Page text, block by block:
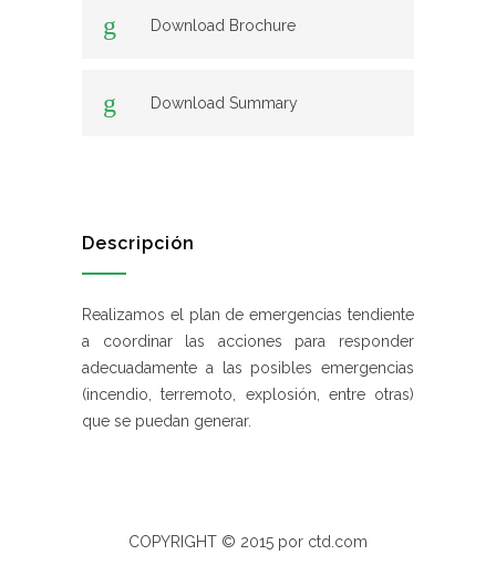
Download Brochure
Download Summary
Descripción
Realizamos el plan de emergencias tendiente
a coordinar las acciones para responder
adecuadamente a las posibles emergencias
(incendio, terremoto, explosión, entre otras)
que se puedan generar.
COPYRIGHT © 2015 por ctd.com